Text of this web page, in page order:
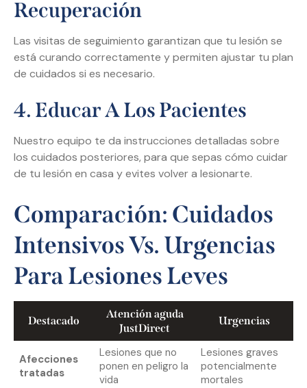
Recuperación
Las visitas de seguimiento garantizan que tu lesión se
está curando correctamente y permiten ajustar tu plan
de cuidados si es necesario.
4. Educar A Los Pacientes
Nuestro equipo te da instrucciones detalladas sobre
los cuidados posteriores, para que sepas cómo cuidar
de tu lesión en casa y evites volver a lesionarte.
Comparación: Cuidados
Intensivos Vs. Urgencias
Para Lesiones Leves
Destacado
Atención aguda
JustDirect
Urgencias
Afecciones
tratadas
Lesiones que no
ponen en peligro la
vida
Lesiones graves
potencialmente
mortales